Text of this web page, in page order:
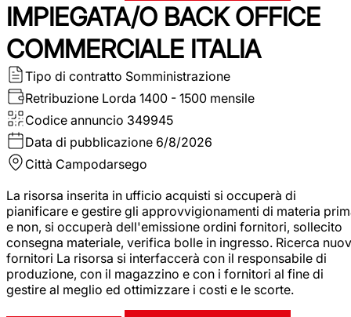
IMPIEGATA/O BACK OFFICE
COMMERCIALE ITALIA
Tipo di contratto Somministrazione
Retribuzione Lorda 1400 - 1500 mensile
Codice annuncio 349945
Data di pubblicazione 6/8/2026
Città Campodarsego
La risorsa inserita in ufficio acquisti si occuperà di
pianificare e gestire gli approvvigionamenti di materia
e non, si occuperà dell'emissione ordini fornitori, sollecito
consegna materiale, verifica bolle in ingresso. Ricerca
fornitori La risorsa si interfaccerà con il responsabile di
produzione, con il magazzino e con i fornitori al fine di
gestire al meglio ed ottimizzare i costi e le scorte.